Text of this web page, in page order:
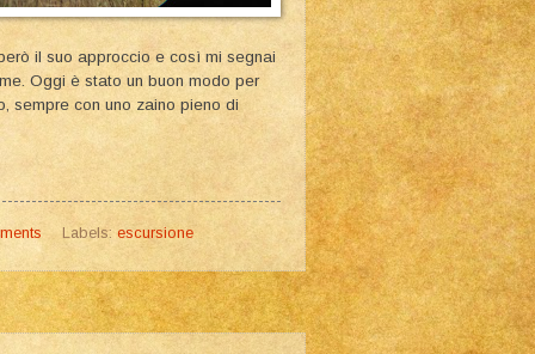
il suo approccio e così mi segnai
Oggi è stato un buon modo per
sempre con uno zaino pieno di
Labels: escursione